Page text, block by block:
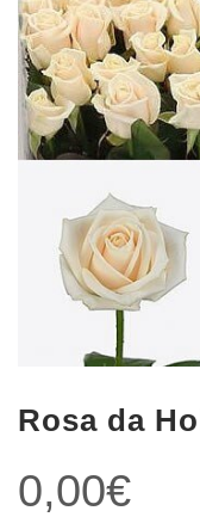
Rosa da
0,00€